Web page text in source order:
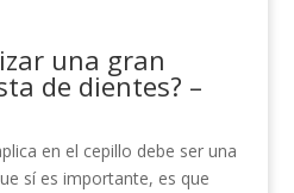
una gran
de dientes? –
en el cepillo debe ser una
sí es importante, es que